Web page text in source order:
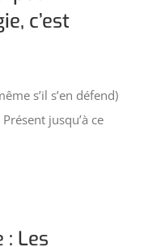
c’est
s’il s’en défend)
jusqu’à ce
: Les